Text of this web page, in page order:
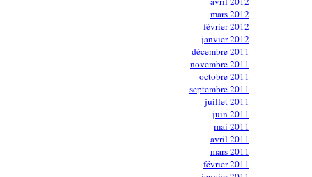
mars 2012
février 2012
janvier 2012
décembre 2011
novembre 2011
octobre 2011
septembre 2011
juillet 2011
juin 2011
mai 2011
avril 2011
mars 2011
février 2011